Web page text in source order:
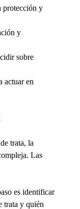
protección y
y
sobre
actuar en
trata, la
Las
es identificar
trata y quién